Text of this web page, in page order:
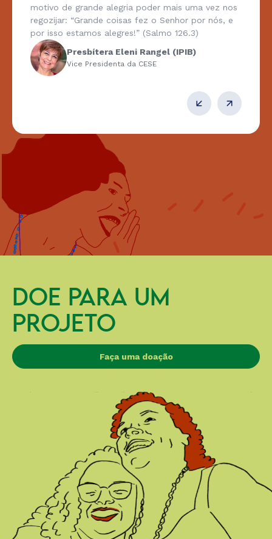
motivo de grande alegria poder mais uma vez nos
regozijar: “Grande coisas fez o Senhor por nós, e
por isso estamos alegres!” (Salmo 126.3)
Presbítera Eleni Rangel (IPIB)
Vice Presidenta da CESE
DOE PARA UM
PROJETO
Faça uma doação